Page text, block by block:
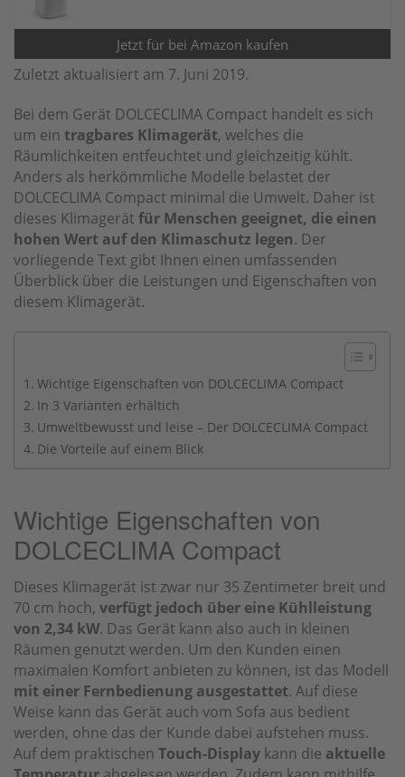
Jetzt für bei Amazon kaufen
Zuletzt aktualisiert am 7. Juni 2019.
Bei dem Gerät DOLCECLIMA Compact handelt es sich
um ein tragbares Klimagerät, welches die
Räumlichkeiten entfeuchtet und gleichzeitig kühlt.
Anders als herkömmliche Modelle belastet der
DOLCECLIMA Compact minimal die Umwelt. Daher ist
dieses Klimagerät für Menschen geeignet, die einen
hohen Wert auf den Klimaschutz legen. Der
vorliegende Text gibt Ihnen einen umfassenden
Überblick über die Leistungen und Eigenschaften von
diesem Klimagerät.
Wichtige Eigenschaften von DOLCECLIMA Compact
In 3 Varianten erhältich
Umweltbewusst und leise – Der DOLCECLIMA Compact
Die Vorteile auf einem Blick
Wichtige Eigenschaften von
DOLCECLIMA Compact
Dieses Klimagerät ist zwar nur 35 Zentimeter breit und
70 cm hoch, verfügt jedoch über eine Kühlleistung
von 2,34 kW. Das Gerät kann also auch in kleinen
Räumen genutzt werden. Um den Kunden einen
maximalen Komfort anbieten zu können, ist das Modell
mit einer Fernbedienung ausgestattet. Auf diese
Weise kann das Gerät auch vom Sofa aus bedient
werden, ohne das der Kunde dabei aufstehen muss.
Auf dem praktischen Touch-Display kann die aktuelle